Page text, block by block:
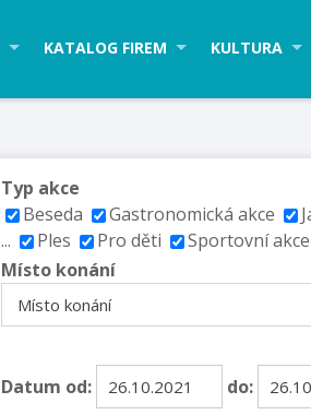
KATALOG FIREM KULTURA
Typ akce
Beseda
Gastronomická akce
...
Ples Pro děti Sportovní akce
Místo konání
Datum od: do: